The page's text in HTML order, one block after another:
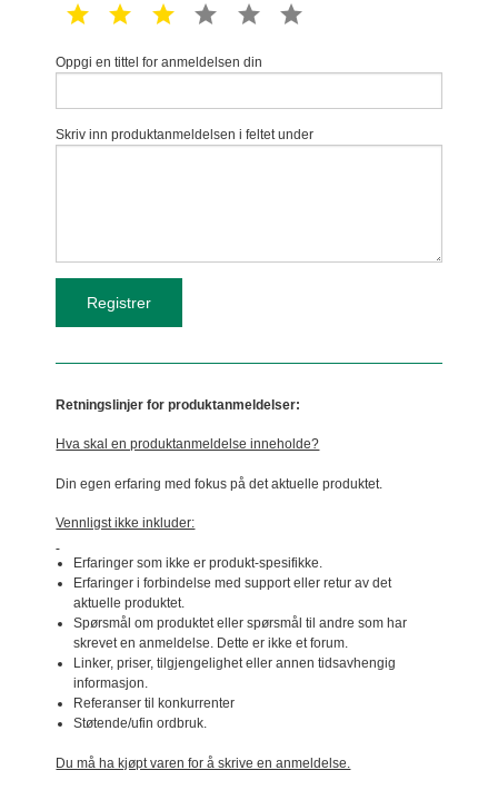
1 star 2 star 3 star 4 star 5 star
Oppgi en tittel for anmeldelsen din
Skriv inn produktanmeldelsen i feltet under
Retningslinjer for produktanmeldelser:
Hva skal en produktanmeldelse inneholde?
Din egen erfaring med fokus på det aktuelle produktet.
Vennligst ikke inkluder:
Erfaringer som ikke er produkt-spesifikke.
Erfaringer i forbindelse med support eller retur av det
aktuelle produktet.
Spørsmål om produktet eller spørsmål til andre som har
skrevet en anmeldelse. Dette er ikke et forum.
Linker, priser, tilgjengelighet eller annen tidsavhengig
informasjon.
Referanser til konkurrenter
Støtende/ufin ordbruk.
Du må ha kjøpt varen for å skrive en anmeldelse.